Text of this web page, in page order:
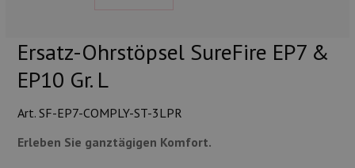
Ersatz-Ohrstöpsel SureFire EP7 &
EP10 Gr. L
Art. SF-EP7-COMPLY-ST-3LPR
Erleben Sie ganztägigen Komfort.